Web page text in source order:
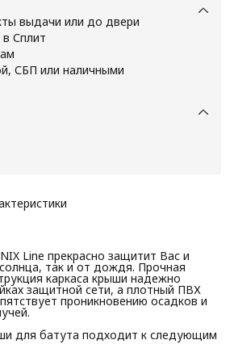
выдачи или до двери
Сплит
СБП или наличными
Line прекрасно защитит Вас и
так и от дождя. Прочная
каркаса крыши надежно
защитной сети, а плотный ПВХ
проникновению осадков и
для батута подходит к следующим